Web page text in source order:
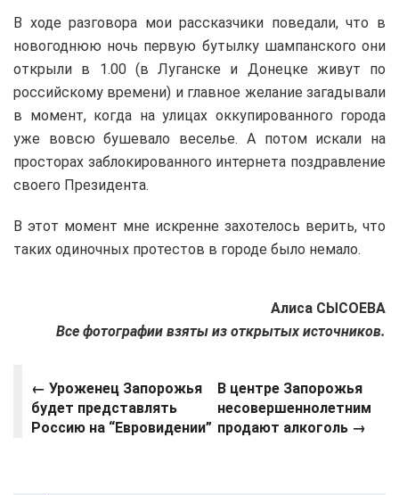
В ходе разговора мои рассказчики поведали, что в
новогоднюю ночь первую бутылку шампанского они
открыли в 1.00 (в Луганске и Донецке живут по
российскому времени) и главное желание загадывали
в момент, когда на улицах оккупированного города
уже вовсю бушевало веселье. А потом искали на
просторах заблокированного интернета поздравление
своего Президента.
В этот момент мне искренне захотелось верить, что
таких одиночных протестов в городе было немало.
Алиса СЫСОЕВА
Все фотографии взяты из открытых источников.
← Уроженец Запорожья
будет представлять
Россию на “Евровидении”
В центре Запорожья
несовершеннолетним
продают алкоголь →